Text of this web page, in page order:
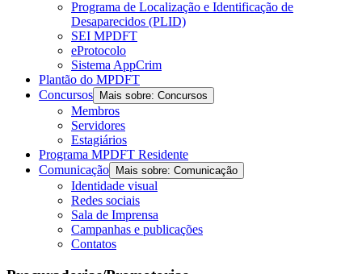
Programa de Localização e Identificação de
Desaparecidos (PLID)
SEI MPDFT
eProtocolo
Sistema AppCrim
Plantão do MPDFT
Concursos
Mais sobre: Concursos
Membros
Servidores
Estagiários
Programa MPDFT Residente
Comunicação
Mais sobre: Comunicação
Identidade visual
Redes sociais
Sala de Imprensa
Campanhas e publicações
Contatos